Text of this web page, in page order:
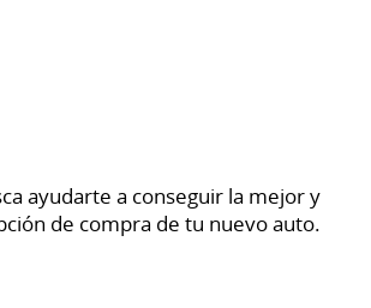
ayudarte a conseguir la mejor y
de compra de tu nuevo auto.